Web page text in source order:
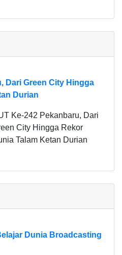
Dari Green City Hingga
Durian
Ke-242 Pekanbaru, Dari
City Hingga Rekor
Talam Ketan Durian
Dunia Broadcasting